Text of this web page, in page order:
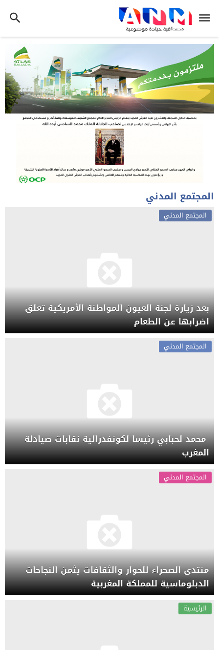
المجتمع المدني
المجتمع المدني
بعد زيارة لجنة العيون المواطنة الأمريكية تعلق
اضرابها عن الطعام
المجتمع المدني
محمد لحبابي رئيسا لكونفدرالية نقابات صيادلة
المغرب
المجتمع المدني
منتدى الصحراء للحوار والثقافات يثمن النجاحات
الدبلوماسية للمملكة المغربية
الرئيسية